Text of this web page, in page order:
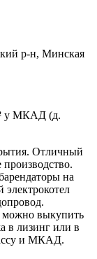
р-н, Минская
у МКАД (д.
Отличный
на
можно выкупить
в лизинг или в
и МКАД.